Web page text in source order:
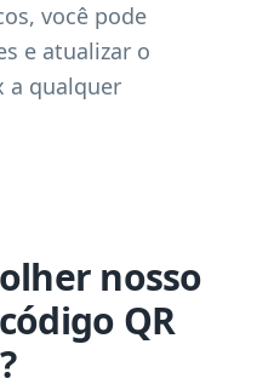
você pode
e atualizar o
a qualquer
nosso
QR